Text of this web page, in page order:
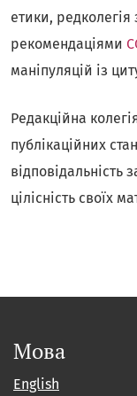
етики, редколегія
рекомендаціями
маніпуляцій із
Редакційна
публікаційних
відповідальність
цілісність своїх
Мова
English